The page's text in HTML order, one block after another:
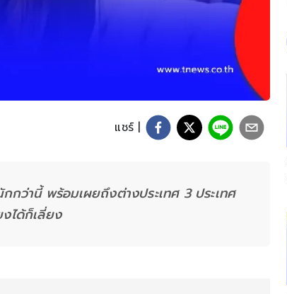
แชร์ |
ว่านี้ พร้อมเผยถึงต่างประเทศ 3 ประเทศ
ได้ก็เลี่ยง